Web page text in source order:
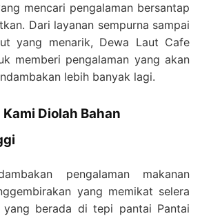
mencari pengalaman bersantap
Dari layanan sempurna sampai
yang menarik, Dewa Laut Cafe
memberi pengalaman yang akan
lebih banyak lagi.
Diolah Bahan
pengalaman makanan
yang memikat selera
yang berada di tepi pantai Pantai